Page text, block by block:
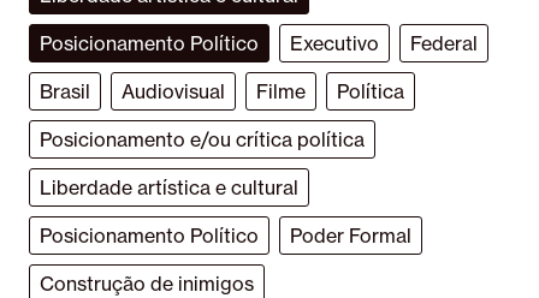
Posicionamento Político
Executivo
Federal
Brasil
Audiovisual Filme
Política
Posicionamento e/ou crítica política
Liberdade artística e cultural
Posicionamento Político
Poder Formal
Construção de inimigos